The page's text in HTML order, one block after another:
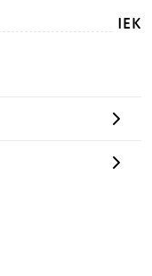
IEK